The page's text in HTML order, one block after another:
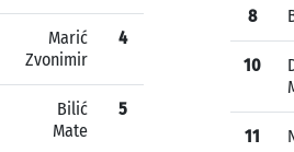
Marić
Zvonimir
4
Bilić
Mate
5
8
10
11